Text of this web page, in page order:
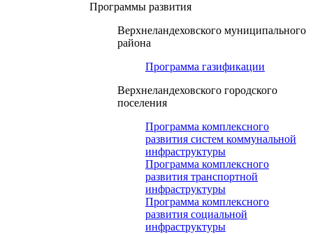
Программы развития
Верхнеландеховского муниципального
района
Программа газификации
Верхнеландеховского городского
поселения
Программа комплексного
развития систем коммунальной
инфраструктуры
Программа комплексного
развития транспортной
инфраструктуры
Программа комплексного
развития социальной
инфраструктуры